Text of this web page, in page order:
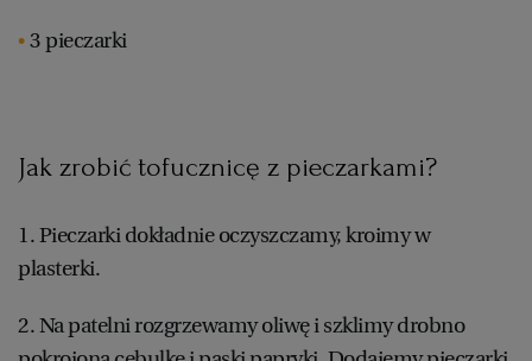
TRÓJMIASTO
WAŁBRZYCH
WARSZAWA
3 pieczarki
Jak zrobić tofucznicę z pieczarkami?
1. Pieczarki dokładnie oczyszczamy, kroimy w
plasterki.
2. Na patelni rozgrzewamy oliwę i szklimy drobno